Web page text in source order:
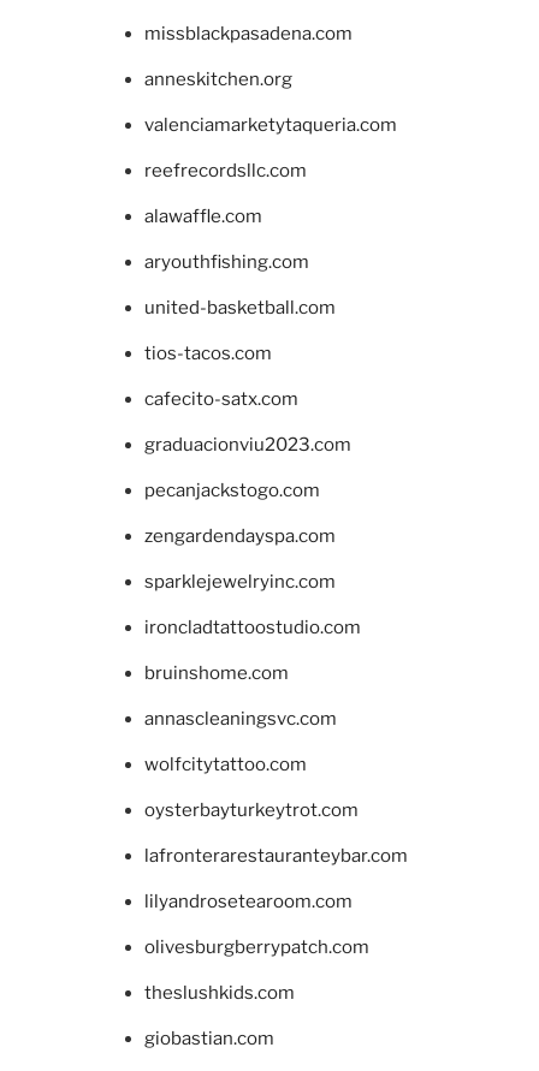
missblackpasadena.com
anneskitchen.org
valenciamarketytaqueria.com
reefrecordsllc.com
alawaffle.com
aryouthfishing.com
united-basketball.com
tios-tacos.com
cafecito-satx.com
graduacionviu2023.com
pecanjackstogo.com
zengardendayspa.com
sparklejewelryinc.com
ironcladtattoostudio.com
bruinshome.com
annascleaningsvc.com
wolfcitytattoo.com
oysterbayturkeytrot.com
lafronterarestauranteybar.com
lilyandrosetearoom.com
olivesburgberrypatch.com
theslushkids.com
giobastian.com